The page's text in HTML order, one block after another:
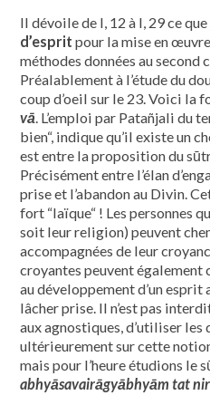
Il dévoile de I, 12 à I, 29 ce
d’esprit pour la mise en
méthodes données au second
Préalablement à l’étude du
coup d’oeil sur le 23. Voici la
vā . L’emploi par Patañjali du
bien“, indique qu’il existe un
est entre la proposition du
Précisément entre l’élan
prise et l’abandon au Divin.
fort “laïque“ ! Les personnes
soit leur religion) peuvent
accompagnées de leur
croyantes peuvent également
au développement d’un esprit
lâcher prise. Il n’est pas
aux agnostiques, d’utiliser les
ultérieurement sur cette
mais pour l’heure étudions le
abhyāsavairāgyābhyām tat